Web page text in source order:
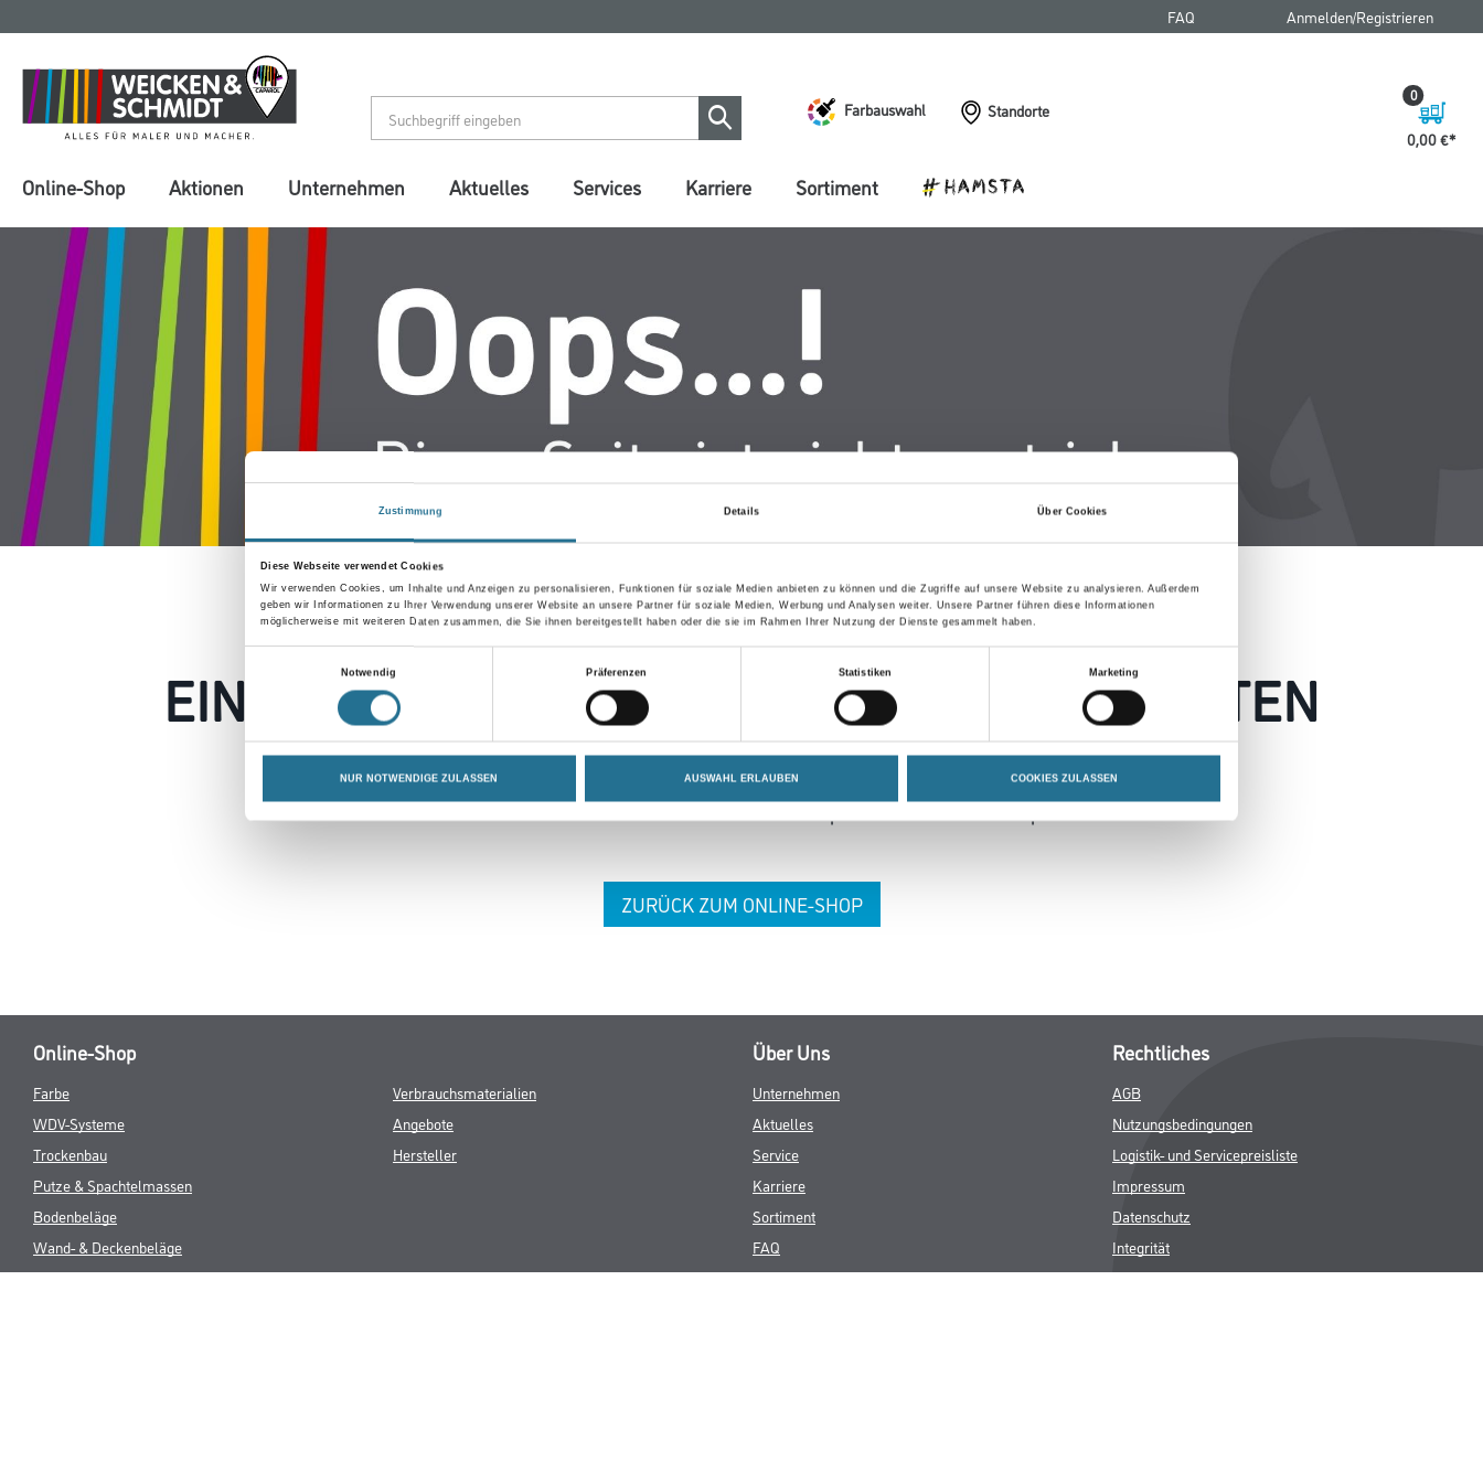
Zustimmung Details Über Cookies
Diese Webseite verwendet Cookies
Wir verwenden Cookies, um Inhalte und Anzeigen zu personalisieren, Funktionen für soziale Medien anbieten zu können und die Zugriffe auf unsere Website zu analysieren. Außerdem
geben wir Informationen zu Ihrer Verwendung unserer Website an unsere Partner für soziale Medien, Werbung und Analysen weiter. Unsere Partner führen diese Informationen
möglicherweise mit weiteren Daten zusammen, die Sie ihnen bereitgestellt haben oder die sie im Rahmen Ihrer Nutzung der Dienste gesammelt haben.
Notwendig
Präferenzen Statistiken Marketing
NUR NOTWENDIGE ZULASSEN AUSWAHL ERLAUBEN COOKIES ZULASSEN
springen
springen
FAQ Anmelden/Registrieren
Farbauswahl
Standorte
0,00 €
0
Online-Shop Aktionen Unternehmen Aktuelles Services Karriere Sortiment
EIN KLEINER ZWISCHENFALL IST AUFGETRETEN
Keine Sorge, wir pinseln schon an der Lösung und werden das Problem so schnell wie möglich beheben.
ZURÜCK ZUM ONLINE-SHOP
Online-Shop
Farbe
WDV-Systeme
Trockenbau
Putze & Spachtelmassen
Bodenbeläge
Wand- & Deckenbeläge
Werkzeug & Maschinen
Verbrauchsmaterialien
Angebote
Hersteller
Über Uns
Unternehmen
Aktuelles
Service
Karriere
Sortiment
FAQ
Rechtliches
AGB
Nutzungsbedingungen
Logistik- und Servicepreisliste
Impressum
Datenschutz
Integrität
Kontakt